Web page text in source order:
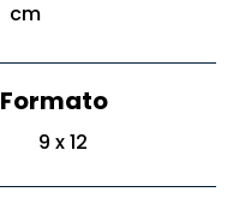
cm
Formato
9 x 12